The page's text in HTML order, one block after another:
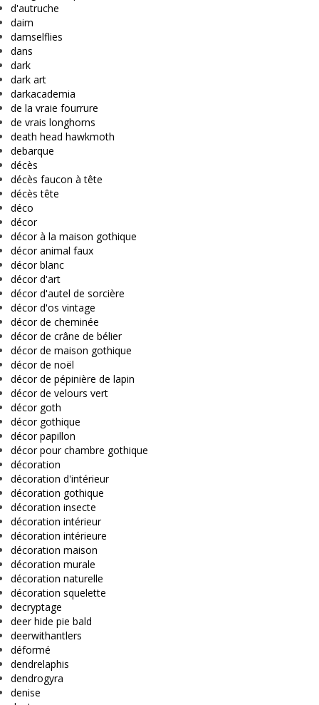
d'autruche
daim
damselflies
dans
dark
dark art
darkacademia
de la vraie fourrure
de vrais longhorns
death head hawkmoth
debarque
décès
décès faucon à tête
décès tête
déco
décor
décor à la maison gothique
décor animal faux
décor blanc
décor d'art
décor d'autel de sorcière
décor d'os vintage
décor de cheminée
décor de crâne de bélier
décor de maison gothique
décor de noël
décor de pépinière de lapin
décor de velours vert
décor goth
décor gothique
décor papillon
décor pour chambre gothique
décoration
décoration d'intérieur
décoration gothique
décoration insecte
décoration intérieur
décoration intérieure
décoration maison
décoration murale
décoration naturelle
décoration squelette
decryptage
deer hide pie bald
deerwithantlers
déformé
dendrelaphis
dendrogyra
denise